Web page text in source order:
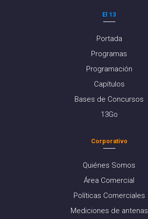
El 13
Portada
Programas
Programación
Capítulos
Bases de Concursos
13Go
Corporativo
Quiénes Somos
Área Comercial
Políticas Comerciales
Mediciones de antenas